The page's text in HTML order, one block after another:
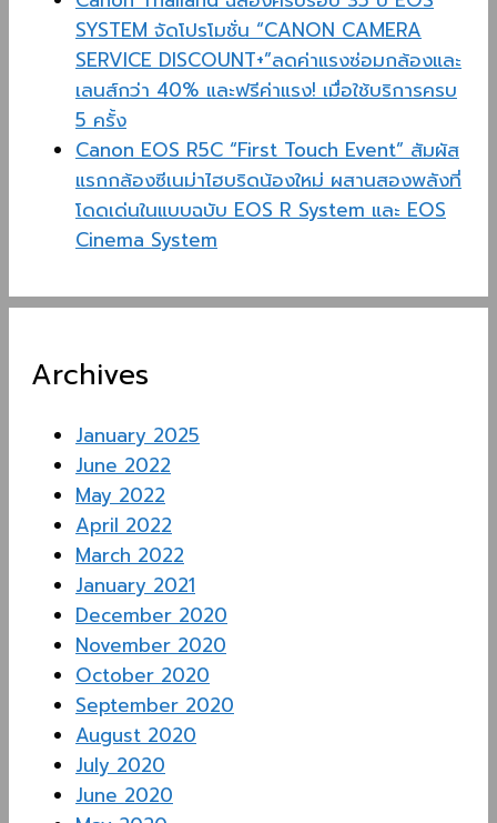
SYSTEM จัดโปรโมชั่น “CANON CAMERA
SERVICE DISCOUNT+”ลดค่าแรงซ่อมกล้องและ
เลนส์กว่า 40% และฟรีค่าแรง! เมื่อใช้บริการครบ
5 ครั้ง
Canon EOS R5C “First Touch Event” สัมผัส
แรกกล้องซีเนม่าไฮบริดน้องใหม่ ผสานสองพลังที่
โดดเด่นในแบบฉบับ EOS R System และ EOS
Cinema System
Archives
January 2025
June 2022
May 2022
April 2022
March 2022
January 2021
December 2020
November 2020
October 2020
September 2020
August 2020
July 2020
June 2020